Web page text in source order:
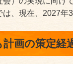
は、現在、2027年
計画の策定経